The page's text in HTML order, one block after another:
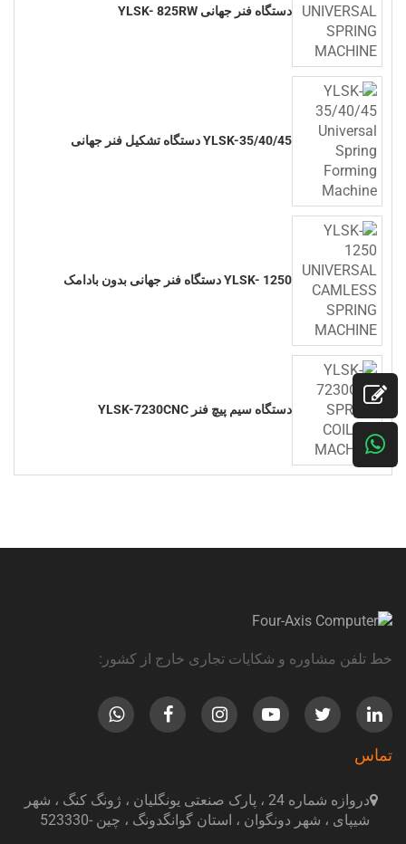
دستگاه فنر جهانی YLSK- 825RW
YLSK-35/40/45 دستگاه تشکیل فنر جهانی
YLSK- 1250 دستگاه فنر جهانی بدون بادامک
دستگاه سیم پیچ فنر YLSK-7230CNC
خط تلفن مشاوره و شکایات تجاری خارج از کشور:
تماس
دروازه شماره 24 ، پارک صنعتی یونگلیان ، ژونگ کنگ ، شهر
شیپای ، شهر دونگوان ، استان گوانگدونگ ، چین -523330